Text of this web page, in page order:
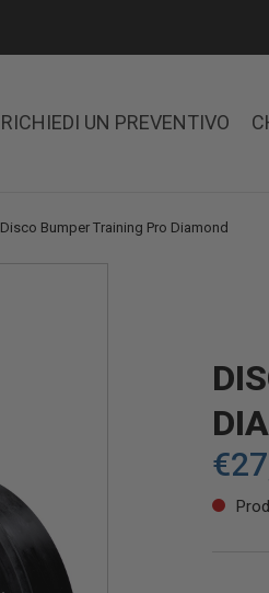
RICHIEDI UN PREVENTIVO
Disco Bumper Training Pro Diamond
€